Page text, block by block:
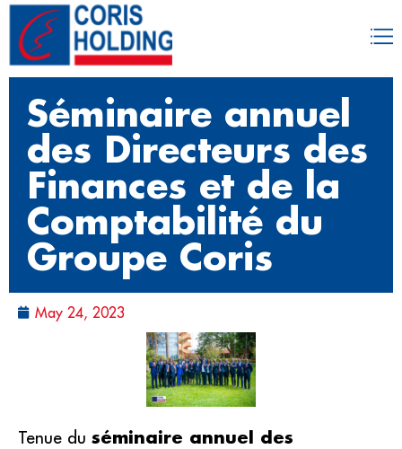
Séminaire annuel
des Directeurs des
Finances et de la
Comptabilité du
Groupe Coris
May 24, 2023
Tenue du séminaire annuel des